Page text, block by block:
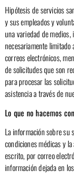
Hipótesis de servicios
y sus empleados y
una variedad de
necesariamente limitado
correos electrónicos,
de solicitudes que son
para procesar las
asistencia a través de
Lo que no hacemos
La información sobre
condiciones médicas y
escrito, por correo
información dejada en